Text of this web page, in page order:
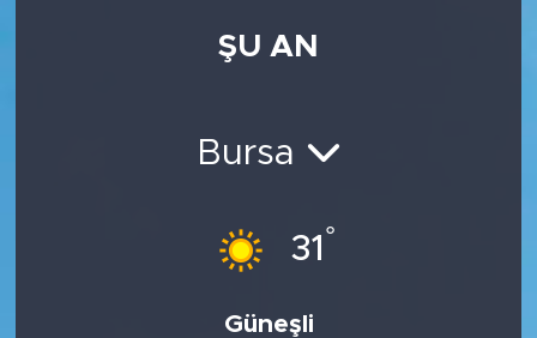
ŞU AN
Bursa
31 °
Güneşli
BİLİM-TEKNOLOJİ
Son Dakika Haberleri